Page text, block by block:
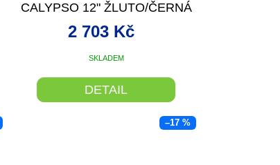
CALYPSO 12" ŽLUTO/ČERNÁ
SKLADEM
2 703 Kč
DETAIL
–17 %